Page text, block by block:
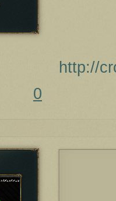
http://
0